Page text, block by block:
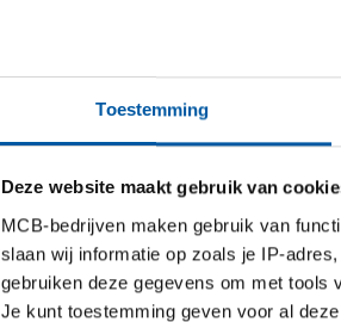
Toestemming
Deze website maakt gebruik van
MCB-bedrijven maken gebruik van
slaan wij informatie op zoals je IP-
gebruiken deze gegevens om met tools
Je kunt toestemming geven voor al
T-stuk gelast 316L A-403
T-stuk gelast ASTM 316L A-403
T-stuk gelast ASTM 316L A-403
T-stuk gelast ASTM 316L A-403